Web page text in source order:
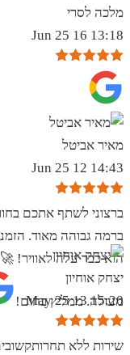
מלכה לסרי
13:18 16 Jun 25
מאיר אביטל
14:43 12 Jun 25
ברצוני לשתף אתכם
ברמה גבוהה מאוד.
הוא כבר עלה לאוויר!
מעולה. ממליץ בחום!
יצחק אוחיון
15:20 13 May 25
שירות ללא